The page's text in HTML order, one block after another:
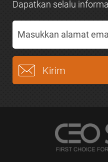
Dapatkan selalu